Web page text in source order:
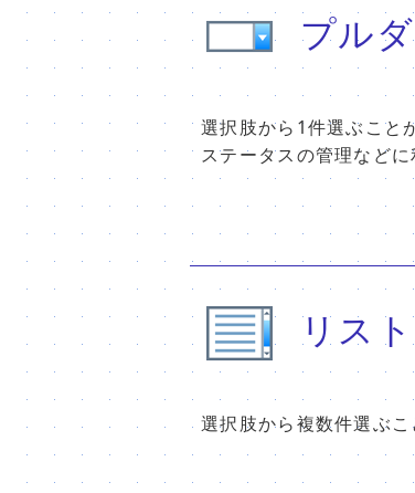
プル
選択肢から1件選ぶこと
ステータスの管理など
リス
選択肢から複数件選ぶこ